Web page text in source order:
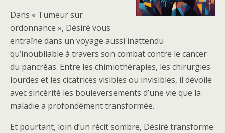
Dans « Tumeur sur
ordonnance », Désiré vous
entraîne dans un voyage aussi inattendu
qu’inoubliable à travers son combat contre le cancer
du pancréas. Entre les chimiothérapies, les chirurgies
lourdes et les cicatrices visibles ou invisibles, il dévoile
avec sincérité les bouleversements d’une vie que la
maladie a profondément transformée.
Et pourtant, loin d’un récit sombre, Désiré transforme